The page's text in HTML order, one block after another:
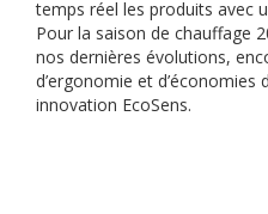
temps réel les produits avec
Pour la saison de chauffage
nos dernières évolutions,
d’ergonomie et d’économies
innovation EcoSens.